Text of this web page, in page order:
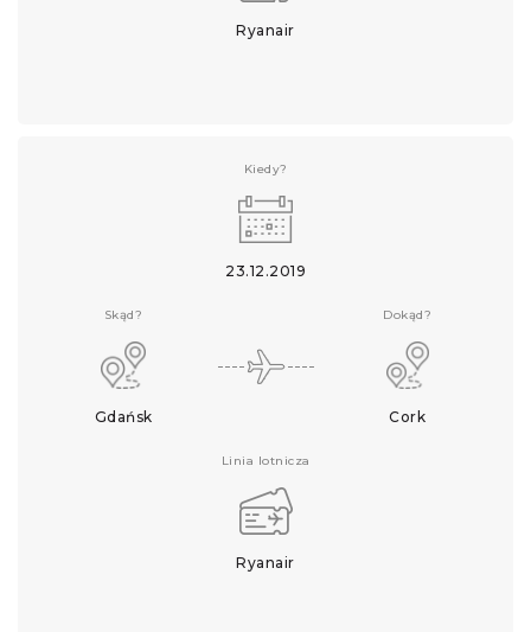
Ryanair
Kiedy?
23.12.2019
Skąd?
Gdańsk
Dokąd?
Cork
Linia lotnicza
Ryanair